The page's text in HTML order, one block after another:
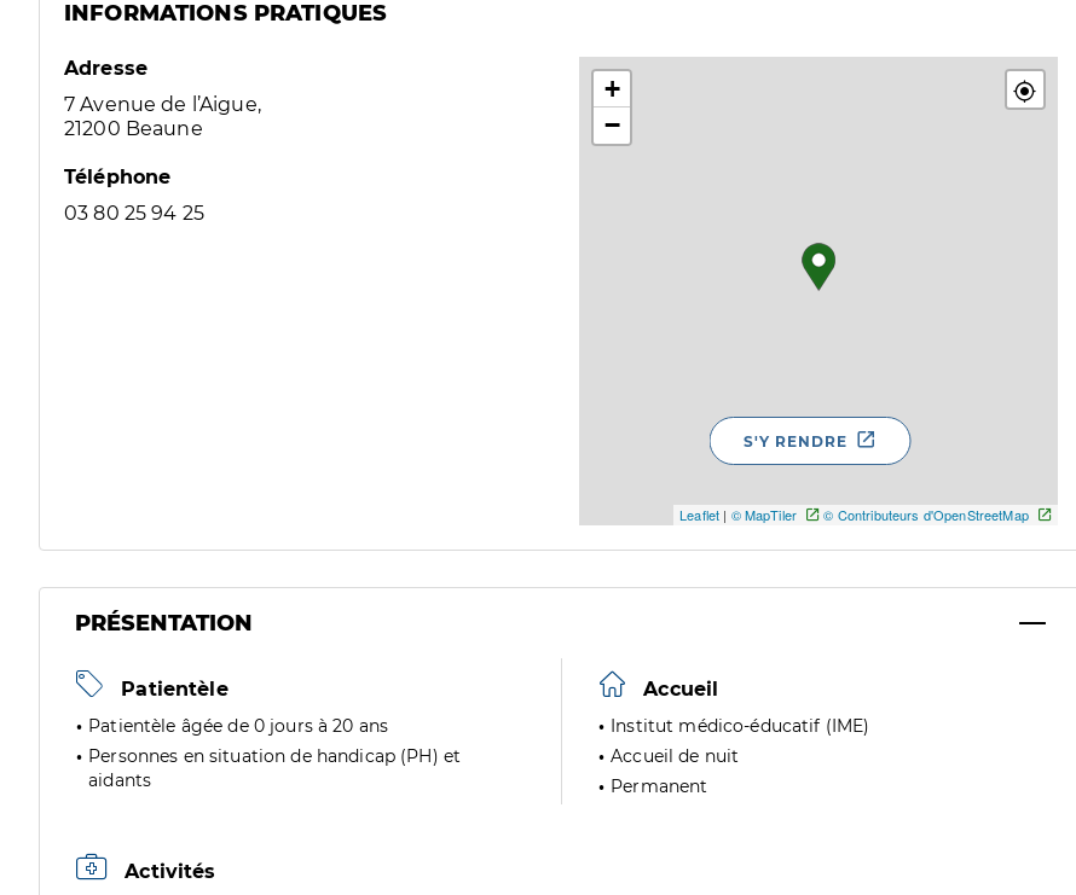
INFORMATIONS PRATIQUES
Adresse
7 Avenue de l’Aigue,
21200 Beaune
Téléphone
03 80 25 94 25
+
−
Leaflet | © MapTiler © Contributeurs d'OpenStreetMap
S'Y RENDRE
PRÉSENTATION
Patientèle
Patientèle âgée de 0 jours à 20 ans
Personnes en situation de handicap (PH) et
aidants
Accueil
Institut médico-éducatif (IME)
Accueil de nuit
Permanent
Activités